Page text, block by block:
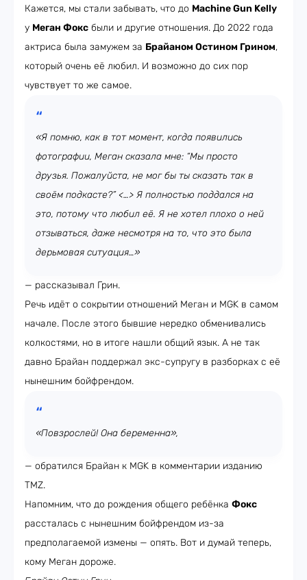
Кажется, мы стали забывать, что до Machine Gun Kelly
у Меган Фокс были и другие отношения. До 2022 года
актриса была замужем за Брайаном Остином Грином,
который очень её любил. И возможно до сих пор
чувствует то же самое.
«Я помню, как в тот момент, когда появились
фотографии, Меган сказала мне: “Мы просто
друзья. Пожалуйста, не мог бы ты сказать так в
своём подкасте?” <…> Я полностью поддался на
это, потому что любил её. Я не хотел плохо о ней
отзываться, даже несмотря на то, что это была
дерьмовая ситуация…»
— рассказывал Грин.
Речь идёт о сокрытии отношений Меган и MGK в самом
начале. После этого бывшие нередко обменивались
колкостями, но в итоге нашли общий язык. А не так
давно Брайан поддержал экс-супругу в разборках с её
нынешним бойфрендом.
«Повзрослей! Она беременна»,
— обратился Брайан к MGK в комментарии изданию
TMZ.
Напомним, что до рождения общего ребёнка Фокс
рассталась с нынешним бойфрендом из-за
предполагаемой измены — опять. Вот и думай теперь,
кому Меган дороже.